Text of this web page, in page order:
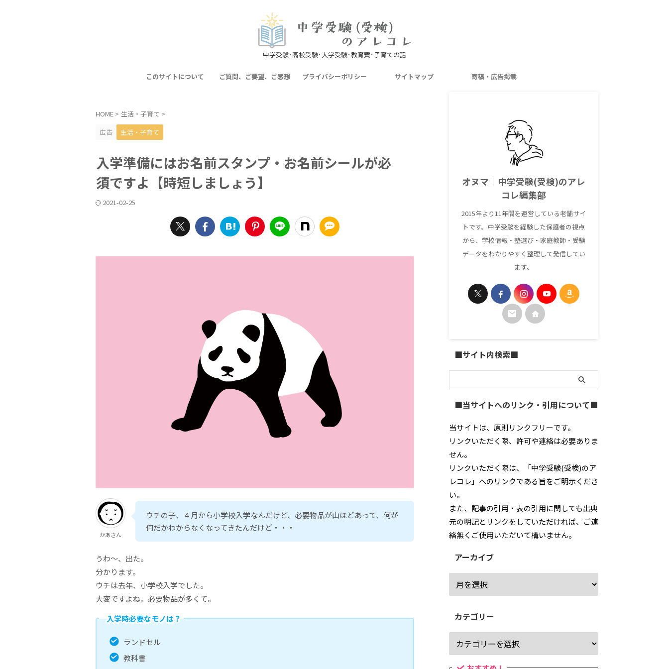
中学受験･高校受験･大学受験･教育費･子育ての話
このサイトについて ご質問、ご要望、ご感想 プライバシーポリシー サイトマップ 寄稿・広告掲載
HOME > 生活・子育て >
広告
生活・子育て
入学準備にはお名前スタンプ・お名前シールが必
須ですよ【時短しましょう】
2021-02-25
かあさん
ウチの子、４月から小学校入学なんだけど、必要物品が山ほどあって、何が
何だかわからなくなってきたんだけど・・・
うわ～、出た。
分かります。
ウチは去年、小学校入学でした。
大変ですよね。必要物品が多くて。
入学時必要なモノは？
ランドセル
教科書
オヌマ｜中学受験(受検)のアレ
コレ編集部
2015年より11年間を運営している老舗サイ
トです。中学受験を経験した保護者の視点
から、学校情報・塾選び・家庭教師・受験
データをわかりやすく整理して発信してい
ます。
■サイト内検索■
■当サイトへのリンク・引用について■
当サイトは、原則リンクフリーです。
リンクいただく際、許可や連絡は必要ありま
せん。
リンクいただく際は、「中学受験(受検)のア
レコレ」へのリンクである旨をご明示くださ
い。
また、記事の引用・表の引用に関しても出典
元の明記とリンクをしていただければ、ご連
絡無くご使用いただいて構いません。
アーカイブ
カテゴリー